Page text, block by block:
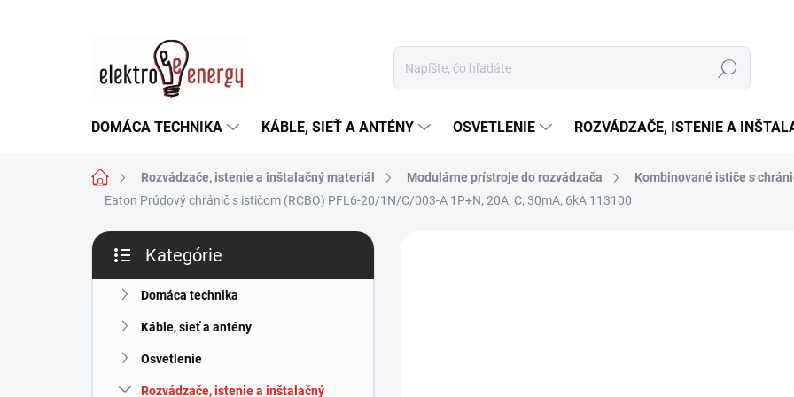
Hľadať
DOMÁCA TECHNIKA KÁBLE, SIEŤ A ANTÉNY OSVETLENIE ROZVÁDZAČE, ISTENIE A
DomovRozvádzače, istenie a inštalačný materiál Modulárne prístroje do rozvádzača
Kombinované ističe s
Eaton Prúdový chránič s ističom (RCBO) PFL6-20/1N/C/003-A 1P+N, 20A, C, 30mA, 6kA 113100
B
č
kategórie
Kategórie
Domáca technika
Káble, sieť a antény
Osvetlenie
Rozvádzače, istenie a inštalačný